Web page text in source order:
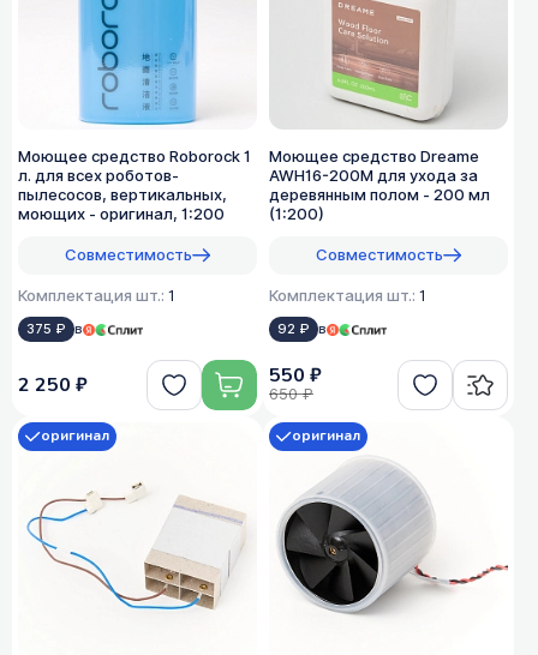
Моющее средство Roborock 1
л. для всех роботов-
пылесосов, вертикальных,
моющих - оригинал, 1:200
Совместимость
Комплектация шт.: 1
375 ₽ в
2 250 ₽
Моющее средство Dreame
AWH16-200M для ухода за
деревянным полом - 200 мл
(1:200)
Совместимость
Комплектация шт.: 1
92 ₽ в
550 ₽
650 ₽
оригинал оригинал